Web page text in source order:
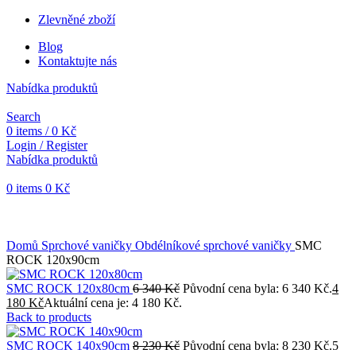
Zlevněné zboží
Blog
Kontaktujte nás
Nabídka produktů
Search
0 items / 0 Kč
Login / Register
Nabídka produktů
0 items 0 Kč
Domů Sprchové vaničky Obdélníkové sprchové vaničky SMC
ROCK 120x90cm
SMC ROCK 120x80cm 6 340Kč Původní cena byla: 6 340 Kč.4
180 KčAktuální cena je: 4 180 Kč.
Back to products
SMC ROCK 140x90cm 8 230Kč Původní cena byla: 8 230 Kč.5